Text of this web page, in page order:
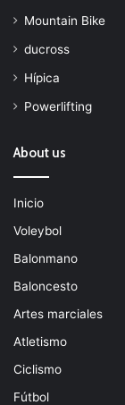
Mountain Bike
ducross
Hípica
Powerlifting
About us
Inicio
Voleybol
Balonmano
Baloncesto
Artes marciales
Atletismo
Ciclismo
Fútbol